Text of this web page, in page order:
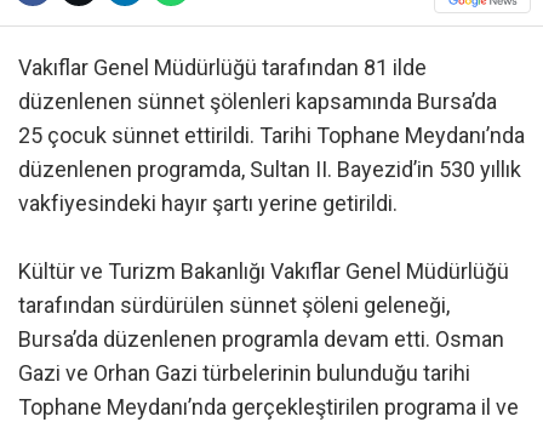
Vakıflar Genel Müdürlüğü tarafından 81 ilde
düzenlenen sünnet şölenleri kapsamında Bursa’da
25 çocuk sünnet ettirildi. Tarihi Tophane Meydanı’nda
düzenlenen programda, Sultan II. Bayezid’in 530 yıllık
vakfiyesindeki hayır şartı yerine getirildi.
Kültür ve Turizm Bakanlığı Vakıflar Genel Müdürlüğü
tarafından sürdürülen sünnet şöleni geleneği,
Bursa’da düzenlenen programla devam etti. Osman
Gazi ve Orhan Gazi türbelerinin bulunduğu tarihi
Tophane Meydanı’nda gerçekleştirilen programa il ve